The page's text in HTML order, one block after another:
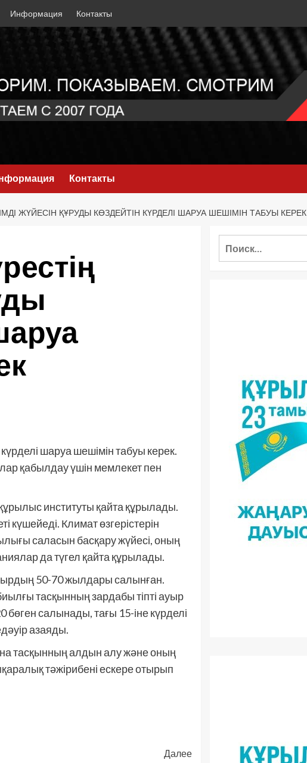
Информация Контакты
Контакты
ЖҮЙЕСІН ҚҰРУДЫ КӨЗДЕЙТІН КҮРДЕЛІ ШАРУА ШЕШІМІН ТАБУЫ КЕРЕК
күрделі шаруа шешімін табуы керек.
қабылдау үшін мемлекет пен
институты қайта құрылады.
Климат өзгерістерін
саласын басқару жүйесі, оның
да түгел қайта құрылады.
50-70 жылдары салынған.
тасқынның зардабы тіпті ауыр
салынады, тағы 15-іне күрделі
азаяды.
тасқынның алдын алу және оның
тәжірибені ескере отырып
Далее